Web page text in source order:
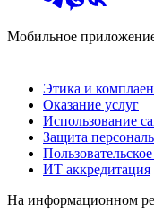
Мобильное
Этика и
Оказание услуг
Использование
Защита
ИТ аккредитация
На информационном